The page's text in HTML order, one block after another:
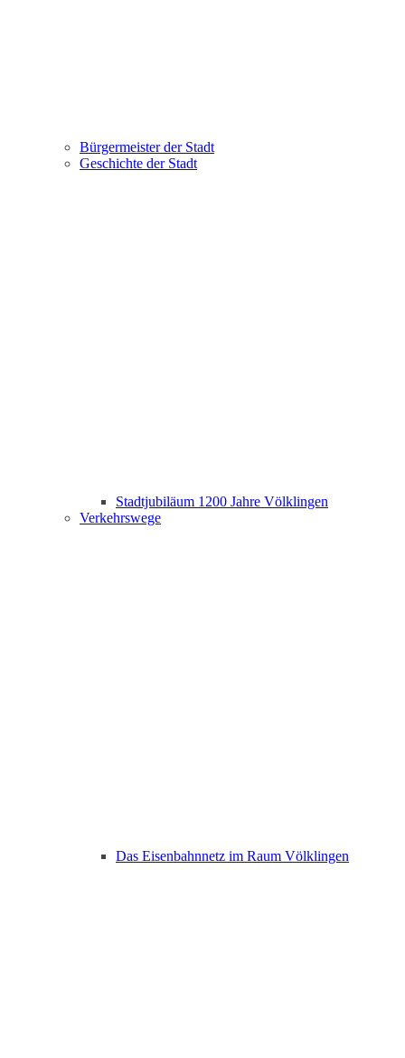
Bürgermeister der Stadt
Geschichte der Stadt
Stadtjubiläum 1200 Jahre Völklingen
Verkehrswege
Das Eisenbahnnetz im Raum Völklingen